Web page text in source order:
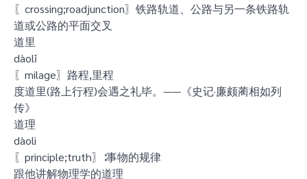
〖crossing;roadjunction〗铁路轨道、公路与另一条铁路轨
道或公路的平面交叉
道里
dàolǐ
〖milage〗路程,里程
度道里(路上行程)会遇之礼毕。——《史记·廉颇蔺相如列
传》
道理
dàoli
〖principle;truth〗∶事物的规律
跟他讲解物理学的道理